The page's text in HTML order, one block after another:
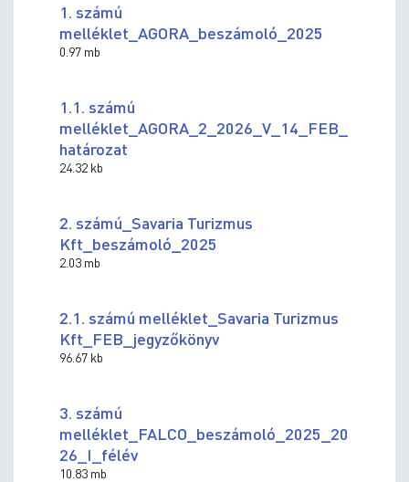
1. számú
melléklet_AGORA_beszámoló_2025
0.97 mb
1.1. számú
melléklet_AGORA_2_2026_V_14_FEB_
határozat
24.32 kb
2. számú_Savaria Turizmus
Kft_beszámoló_2025
2.03 mb
2.1. számú melléklet_Savaria Turizmus
Kft_FEB_jegyzőkönyv
96.67 kb
3. számú
melléklet_FALCO_beszámoló_2025_20
26_I_félév
10.83 mb